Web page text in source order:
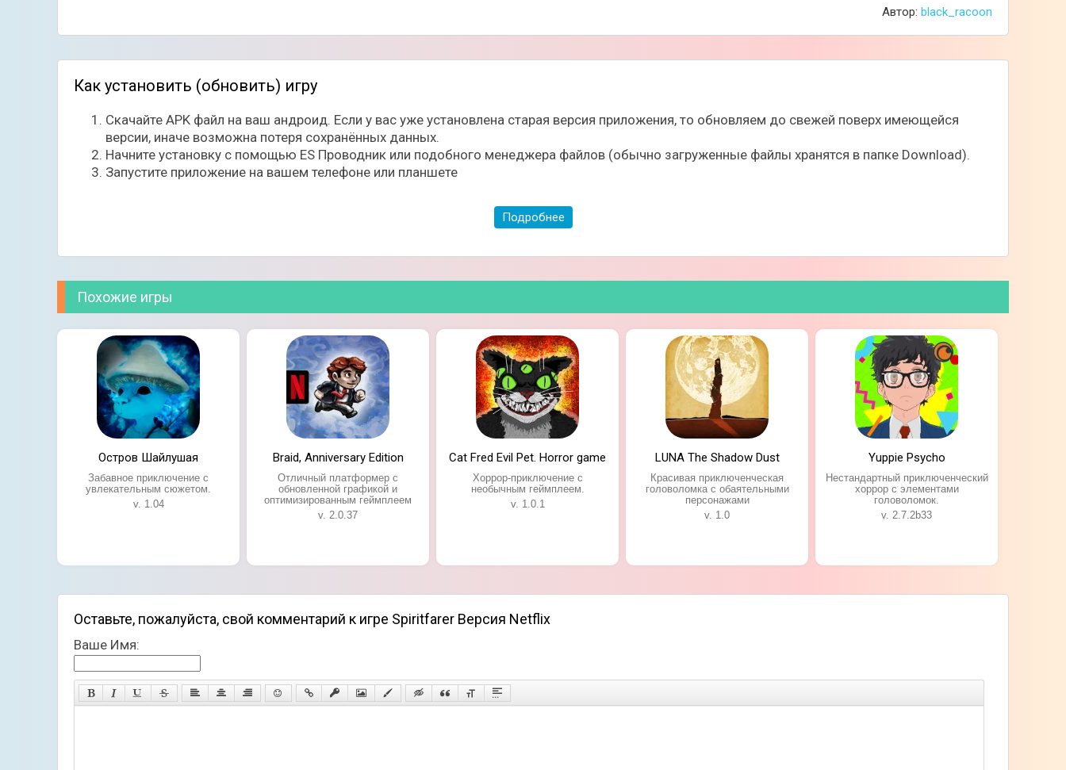
Автор: black_racoon
Как установить (обновить) игру
Скачайте APK файл на ваш андроид. Если у вас уже установлена старая версия приложения, то обновляем до свежей поверх имеющейся
версии, иначе возможна потеря сохранённых данных.
Начните установку с помощью ES Проводник или подобного менеджера файлов (обычно загруженные файлы хранятся в папке Download).
Запустите приложение на вашем телефоне или планшете
Подробнее
Похожие игры
Остров Шайлушая
Забавное приключение с
увлекательным сюжетом.
v. 1.04
Braid, Anniversary Edition
Отличный платформер с
обновленной графикой и
оптимизированным геймплеем
v. 2.0.37
Cat Fred Evil Pet. Horror game
Хоррор-приключение с
необычным геймплеем.
v. 1.0.1
LUNA The Shadow Dust
Красивая приключенческая
головоломка с обаятельными
персонажами
v. 1.0
Yuppie Psycho
Нестандартный приключенческий
хоррор с элементами
головоломок.
v. 2.7.2b33
Оставьте, пожалуйста, свой комментарий к игре Spiritfarer Версия Netflix
Ваше Имя: